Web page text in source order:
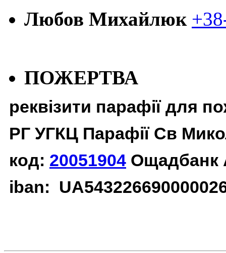
Любов Михайлюк
ПОЖЕРТВА
реквізити парафії для
РГ УГКЦ Парафії Св
код: 20051904 Ощадбанк
iban: